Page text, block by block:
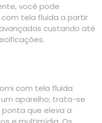
você pode
tela fluida a partir
custando até
com tela fluida
aparelho; trata-se
que eleva a